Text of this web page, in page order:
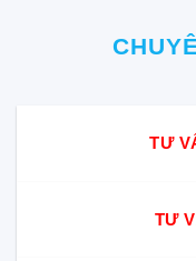
TƯ
TƯ